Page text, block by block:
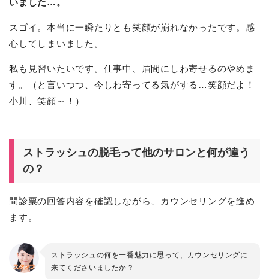
いました…。
スゴイ。本当に一瞬たりとも笑顔が崩れなかったです。感
心してしまいました。
私も見習いたいです。仕事中、眉間にしわ寄せるのやめま
す。（と言いつつ、今しわ寄ってる気がする…笑顔だよ！
小川、笑顔～！）
ストラッシュの脱毛って他のサロンと何が違う
の？
問診票の回答内容を確認しながら、カウンセリングを進め
ます。
ストラッシュの何を一番魅力に思って、カウンセリングに
来てくださいましたか？